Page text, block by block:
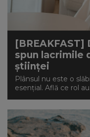
[BREAKFAST]
spun lacrimile
științei
Plânsul nu este o
esențial. Află ce rol